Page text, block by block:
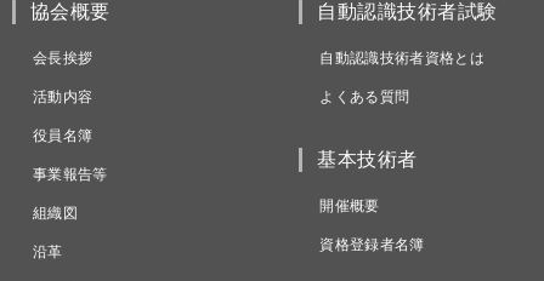
協会概要
会長挨拶
活動内容
役員名簿
事業報告等
組織図
沿革
自動認識技術者試験
自動認識技術者資格とは
よくある質問
基本技術者
開催概要
資格登録者名簿